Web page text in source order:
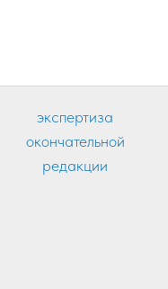
экспертиза
окончательной
редакции